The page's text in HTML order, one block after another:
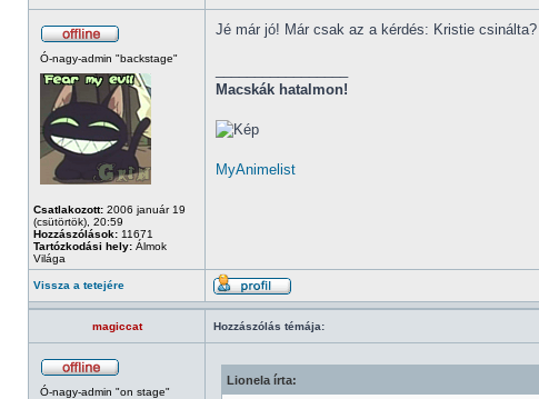
Ó-nagy-admin "backstage"
Csatlakozott: 2006 január 19
(csütörtök), 20:59
Hozzászólások: 11671
Tartózkodási hely: Álmok
Világa
Jé már jó! Már csak az a kérdés: Kristie csinálta?
Macskák hatalmon!
MyAnimelist
Vissza a tetejére
magiccat Hozzászólás témája:
Ó-nagy-admin "on stage"
Lionela írta: